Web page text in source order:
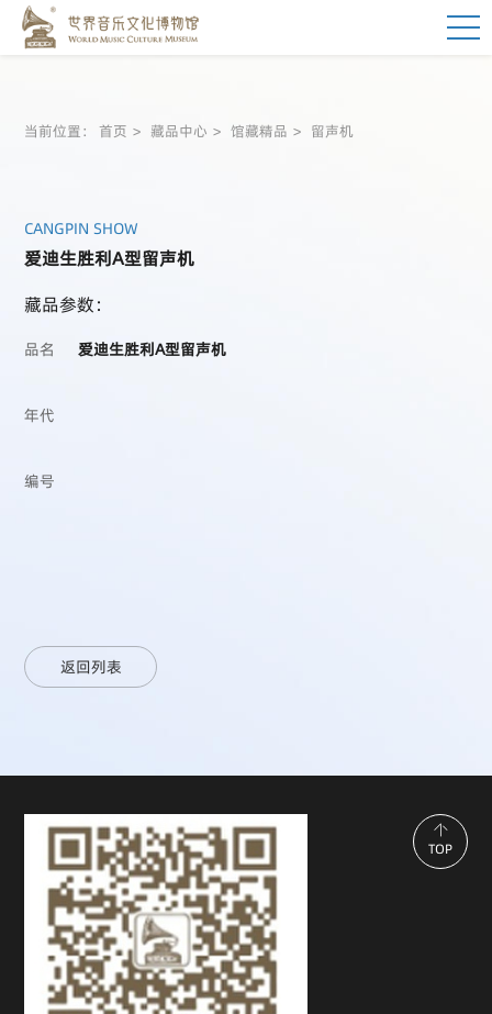
当前位置：首页 藏品中心 馆藏精品 留声机
CANGPIN SHOW
爱迪生胜利A型留声机
藏品参数：
品名 爱迪生胜利A型留声机
年代
编号
返回列表
TOP